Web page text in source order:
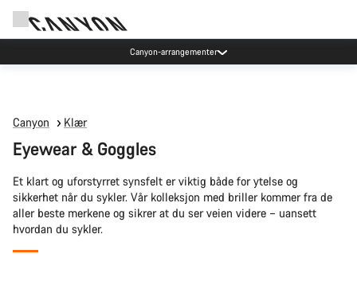
Canyon-arrangementer
Canyon Klær
Eyewear & Goggles
Et klart og uforstyrret synsfelt er viktig både for ytelse og
sikkerhet når du sykler. Vår kolleksjon med briller kommer fra de
aller beste merkene og sikrer at du ser veien videre – uansett
hvordan du sykler.